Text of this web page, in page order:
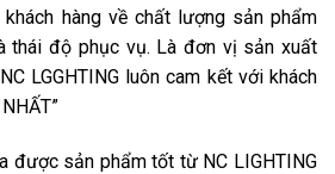
hàng về chất lượng sản phẩm
thái độ phục vụ. Là đơn vị sản xuất
LGGHTING luôn cam kết với khách
được sản phẩm tốt từ NC LIGHTING